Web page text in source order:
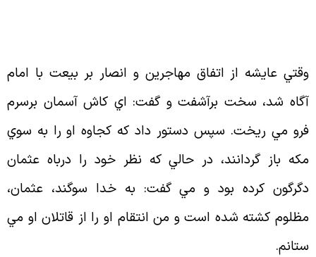
عايشه از اتفاق مهاجرين و انصار بر بيعت با امام
شد، سخت برآشفت و گفت: اي كاش آسمان برسرم
مي ريخت. سپس دستور داد كه كجاوه او را به سوي
باز گردانند، در حالي كه نظر خود را درباه عثمان
كرده بود و مي گفت: به خدا سوگند، عثمان،
كشته شده است و من انتقام او را از قاتلان او مي
.